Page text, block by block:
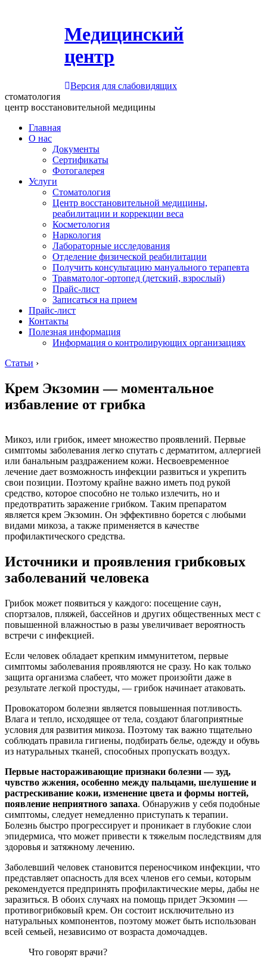
Медицинский
центр
Версия для слабовидящих
стоматология
центр восстановительной медицины
Главная
О нас
Документы
Сертификаты
Фотогалерея
Услуги
Стоматология
Центр восстановительной медицины,
реабилитации и коррекции веса
Косметология
Наркология
Лабораторные исследования
Отделение физической реабилитации
Получить консультацию мануального терапевта
Травматолог-ортопед (детский, взрослый)
Прайс-лист
Записаться на прием
Прайс-лист
Контакты
Полезная информация
Информация о контролирующих организациях
Статьи ›
Крем Экзомин — моментальное
избавление от грибка
Микоз, или грибок, имеет множество проявлений. Первые
симптомы заболевания легко спутать с дерматитом, аллергией
или банальным раздражением кожи. Несвоевременное
лечение дает возможность инфекции развиться и укрепить
свои позиции. Поэтому крайне важно иметь под рукой
средство, которое способно не только излечить, но и
предотвратить заражение грибком. Таким препаратом
является крем Экзомин. Он эффективно борется с любыми
видами микоза, а также применяется в качестве
профилактического средства.
Источники и проявления грибковых
заболеваний человека
Грибок может появиться у каждого: посещение саун,
спортзалов, пляжей, бассейнов и других общественных мест с
повышенной влажностью в разы увеличивает вероятность
встречи с инфекцией.
Если человек обладает крепким иммунитетом, первые
симптомы заболевания проявляются не сразу. Но как только
защита организма слабеет, что может произойти даже в
результате легкой простуды, — грибок начинает атаковать.
Провокатором болезни является повышенная потливость.
Влага и тепло, исходящее от тела, создают благоприятные
условия для развития микоза. Поэтому так важно тщательно
соблюдать правила гигиены, подбирать белье, одежду и обувь
из натуральных тканей, способных пропускать воздух.
Первые настораживающие признаки болезни — зуд,
чувство жжения, особенно между пальцами, шелушение и
растрескивание кожи, изменение цвета и формы ногтей,
появление неприятного запаха. Обнаружив у себя подобные
симптомы, следует немедленно приступать к терапии.
Болезнь быстро прогрессирует и проникает в глубокие слои
эпидермиса, что может привести к тяжелым последствиям для
здоровья и затяжному лечению.
Заболевший человек становится переносчиком инфекции, что
представляет опасность для всех членов его семьи, которым
рекомендуется предпринять профилактические меры, дабы не
заразиться. В обоих случаях на помощь придет Экзомин —
противогрибковый крем. Он состоит исключительно из
натуральных компонентов, поэтому может быть использован
всей семьей, независимо от возраста домочадцев.
Что говорят врачи?